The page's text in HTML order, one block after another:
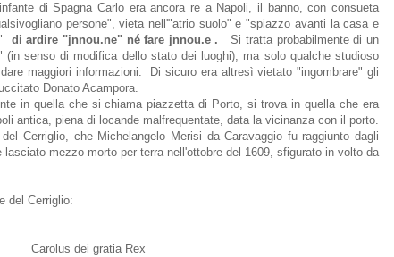
di Spagna Carlo era ancora re a Napoli, il banno, con consueta
persone", vieta nell'"atrio suolo" e "spiazzo avanti la casa e
di ardire "jnnou.ne" né fare jnnou.e .Si tratta probabilmente di un
(in senso di modifica dello stato dei luoghi), ma solo qualche studioso
maggiori informazioni. Di sicuro era altresì vietato "ingombrare" gli
Donato Acampora.
in quella che si chiama piazzetta di Porto, si trova in quella che era
antica, piena di locande malfrequentate, data la vicinanza con il porto.
Cerriglio, che Michelangelo Merisi da Caravaggio fu raggiunto dagli
mezzo morto per terra nell'ottobre del 1609, sfigurato in volto da
del Cerriglio:
Carolus dei gratia Rex